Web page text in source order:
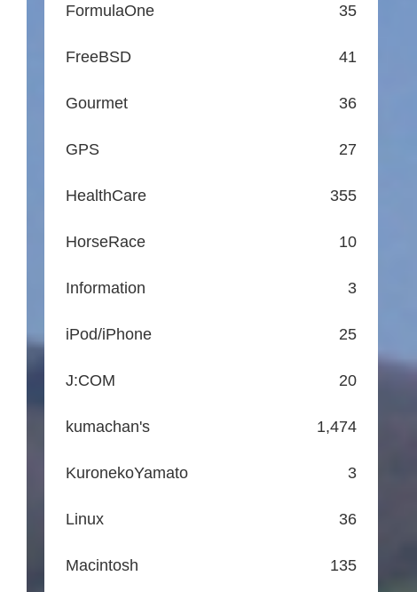
FormulaOne 35
FreeBSD 41
Gourmet 36
GPS 27
HealthCare 355
HorseRace 10
Information 3
iPod/iPhone 25
J:COM 20
kumachan's 1,474
KuronekoYamato 3
Linux 36
Macintosh 135